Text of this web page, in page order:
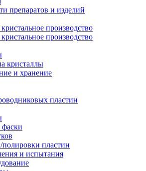
препаратов и изделий
производство
производство
кристаллы
и хранение
пластин
фаски
пластин
и испытания